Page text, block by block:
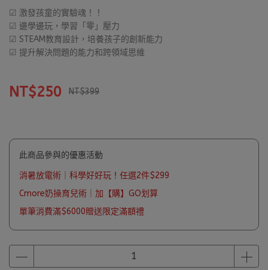
☑ 激發孩童的實驗魂！！
☑ 邊學邊玩，學習「零」壓力
☑ STEAM教育設計，培養孩子的創新能力
☑ 提升解決問題的能力和跨領域思維
NT$250 NT$399
此商品參與的優惠活動
消暑放電術｜科學好好玩！任選2件$299
Cmore奶操育兒術｜加【購】GO划算
單筆消費滿$6000贈送限定滿額禮